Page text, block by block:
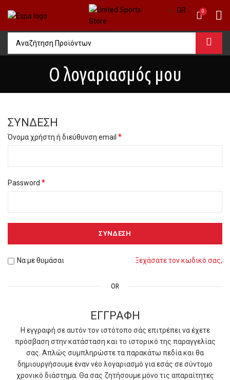
GR 0
Ο λογαριασμός μου
ΣΎΝΔΕΣΗ
Όνομα χρήστη ή διεύθυνση email *
Password *
ΣΎΝΔΕΣΗ
Ξεχάσατε τον κωδικό σας;
Να με θυμάσαι
OR
ΕΓΓΡΑΦΉ
Η εγγραφή σε αυτόν τον ιστότοπο σάς επιτρέπει να έχετε
πρόσβαση στην κατάσταση και το ιστορικό της παραγγελίας
σας. Απλώς συμπληρώστε τα παρακάτω πεδία και θα
δημιουργήσουμε έναν νέο λογαριασμό για εσάς σε σύντομο
χρονικό διάστημα. Θα σας ζητήσουμε μόνο τις απαραίτητες